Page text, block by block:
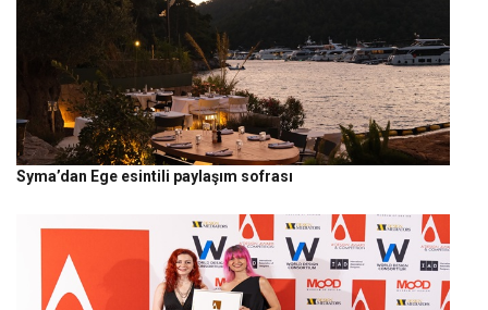
Syma’dan Ege esintili paylaşım sofrası